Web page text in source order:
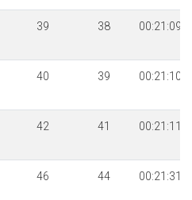
39 38 00:21:09
40 39 00:21:10
42 41 00:21:11
46 44 00:21:31